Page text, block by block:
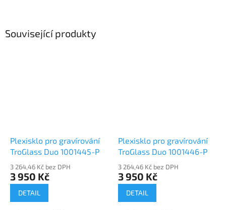
Související produkty
Plexisklo pro gravírování
TroGlass Duo 1001445-P
3 264,46 Kč bez DPH
3 950 Kč
DETAIL
Plexisklo pro gravírování
TroGlass Duo 1001446-P
3 264,46 Kč bez DPH
3 950 Kč
DETAIL